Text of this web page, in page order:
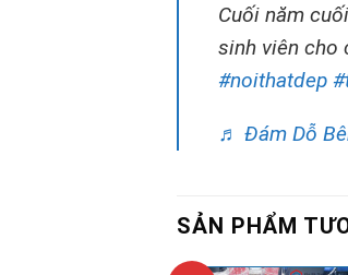
Cuối năm
sinh viên cho
#noithatdep
♬ Đám Dỗ
SẢN PHẨM